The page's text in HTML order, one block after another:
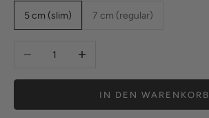
5 cm (slim)
7 cm (regular)
Anzahl verringernAnzahl erhöhen
IN DEN WARENKORB